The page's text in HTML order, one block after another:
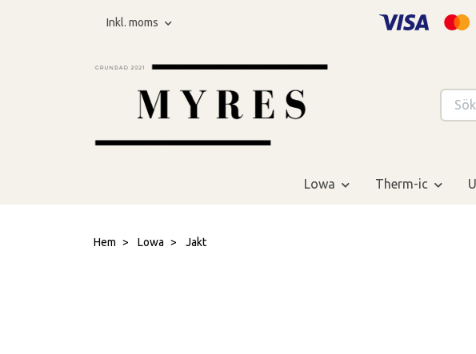
Inkl. moms
Lowa Therm-ic
Hem Lowa Jakt